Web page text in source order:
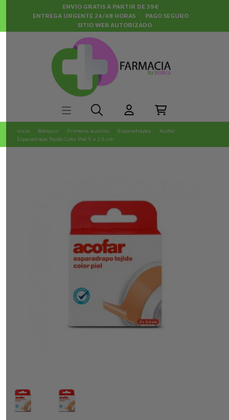
ENVÍO GRATIS A PARTIR DE 39€
ENTREGA URGENTE 24/48 HORAS
PAGO SEGURO
SITIO WEB AUTORIZADO
Inicio Botiquín Primeros auxilios Esparadrapos
Acofar
Esparadrapo Tejido Color Piel 5 x 2.5 cm